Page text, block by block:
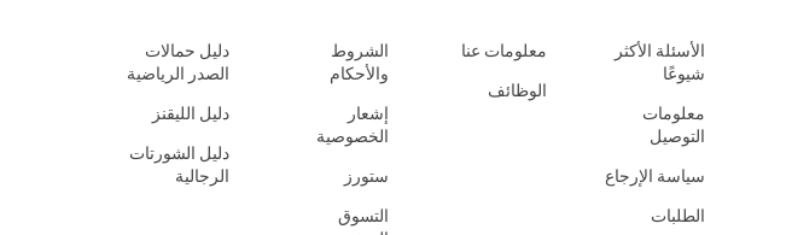
الأسئلة الأكثر
شيوعًا
معلومات
التوصيل
سياسة الإرجاع
الطلبات
معلومات عنا
الوظائف
الشروط
والأحكام
إشعار
الخصوصية
ستورز
التسوق
دليل حمالات
الصدر الرياضية
دليل الليقنز
دليل الشورتات
الرجالية